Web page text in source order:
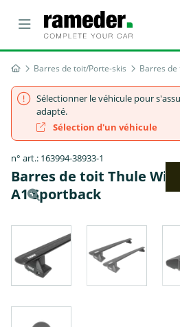
Barres de toit/Porte-skis Barres de
Sélectionner le véhicule pour
adapté.
Sélection d'un véhicule
n° art.: 163994-38933-1
Barres de toit Thule
A1 Sportback